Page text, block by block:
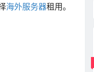
海外服务器租用。